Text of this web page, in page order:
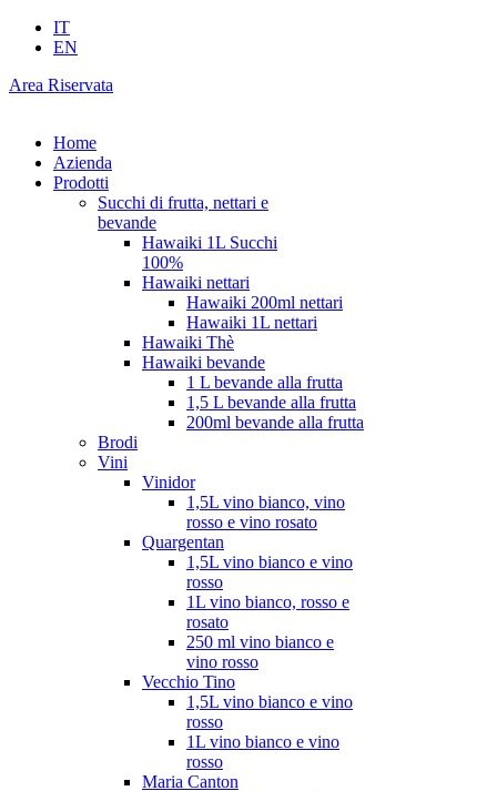
IT
EN
Area Riservata
Home
Azienda
Prodotti
Succhi di frutta, nettari e
bevande
Hawaiki 1L Succhi
100%
Hawaiki nettari
Hawaiki 200ml nettari
Hawaiki 1L nettari
Hawaiki Thè
Hawaiki bevande
1 L bevande alla frutta
1,5 L bevande alla frutta
200ml bevande alla frutta
Brodi
Vini
Vinidor
1,5L vino bianco, vino
rosso e vino rosato
Quargentan
1,5L vino bianco e vino
rosso
1L vino bianco, rosso e
rosato
250 ml vino bianco e
vino rosso
Vecchio Tino
1,5L vino bianco e vino
rosso
1L vino bianco e vino
rosso
Maria Canton